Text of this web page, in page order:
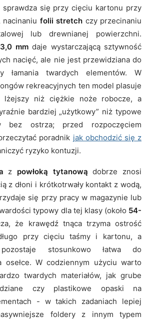
się przy cięciu kartonu przy
folii stretch czy przecinaniu
lub drewnianej powierzchni.
mm daje wystarczającą sztywność
nacięć, ale nie jest przewidziana do
łamania twardych elementów. W
rekreacyjnych ten model plasuje
niż ciężkie noże robocze, a
bardziej „użytkowy” niż typowe
bez ostrza; przed rozpoczęciem
poradnik jak obchodzić się z
ryzyko kontuzji.
z powłoką tytanową dobrze znosi
z dłoni i krótkotrwały kontakt z wodą,
się przy pracy w magazynie lub
typowy dla tej klasy (około 54-
że krawędź tnąca trzyma ostrość
przy cięciu taśmy i kartonu, a
stosunkowo łatwa do
osełce. W codziennym użyciu warto
twardych materiałów, jak grube
czy plastikowe opaski na
- w takich zadaniach lepiej
foldery z innym typem